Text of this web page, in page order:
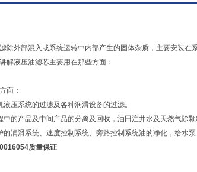
除外部混入或系统运转中内部产生的固体杂质，主要安装
解液压油滤芯主要用在那些方面：
面：
压系统的过滤及各种润滑设备的过滤。
的产品及中间产品的分离及回收，油田注井水及天然气除颗
润滑系统、速度控制系统、旁路控制系统油的净化，给水泵
质量保证